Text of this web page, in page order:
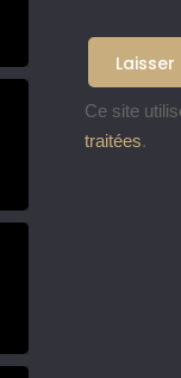
Ce site
traitées.